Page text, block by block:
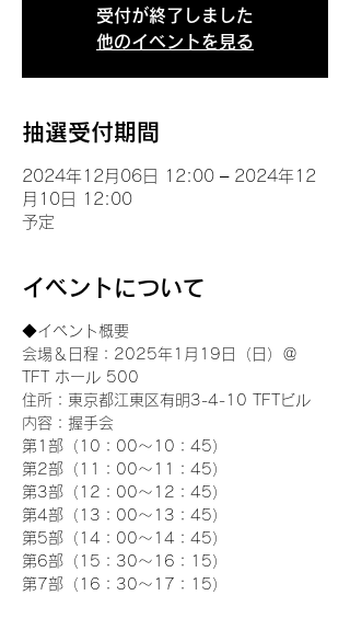
受付が終了しました
他のイベントを見る
抽選受付期間
2024年12月06日 12:00 – 2024年12
月10日 12:00
予定
イベントについて
◆イベント概要
会場＆日程：2025年1月19日（日）＠
TFT ホール 500
住所：東京都江東区有明3-4-10 TFTビル
内容：握手会
第1部（10：00～10：45）
第2部（11：00～11：45）
第3部（12：00～12：45）
第4部（13：00～13：45）
第5部（14：00～14：45）
第6部（15：30～16：15）
第7部（16：30～17：15）